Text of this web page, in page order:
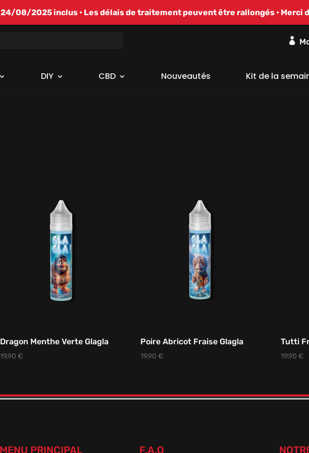
08/2025 inclus • Les délais de traitement peuvent être rallongés • Merci

DIY CBD Nouveautés Kit de la
Dragon Menthe Verte Glagla
19,90 €
Poire Abricot Fraise Glagla
19,90 €
Tutti
19,90 €
MENU PRINCIPAL F.A.Q